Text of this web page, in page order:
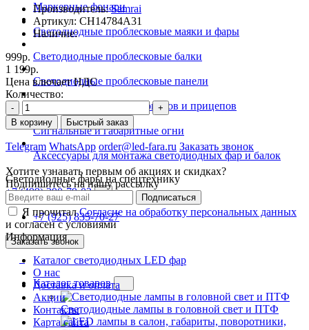
Маркерные фонари
Светодиодные проблесковые маяки и фары
Светодиодные проблесковые балки
Светодиодные проблесковые панели
Задние фонари для грузовиков и прицепов
Сигнальные и габаритные огни
Аксессуары для монтажа светодиодных фар и балок
Светодиодные фары на спецтехнику
+7 (499) 390-79-02
+7 (925) 835-70-27
Заказать звонок
Каталог товаров
Светодиодные лампы в головной свет и ПТФ
Производитель:Samrai
Артикул: CH14784A31
Наличие:
999р.
1 199р.
Цена влючает НДС
Количество:
-
+
В корзину
Быстрый заказ
Telegram WhatsApp order@led-fara.ru Заказать звонок
Хотите узнавать первым об акциях и скидках?
Подпишитесь на нашу рассылку
Подписаться
Я прочиталСогласие на обработку персональных данных
и согласен с условиями
Информация
Каталог светодиодных LED фар
О нас
Доставка и оплата
Акции
Контакты
Карта сайта